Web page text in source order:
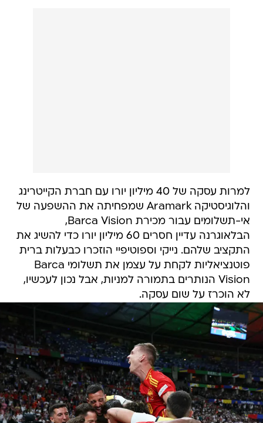
למרות עסקה של 40 מיליון יורו עם חברת הקייטרינג
והלוגיסטיקה Aramark שמפחיתה את ההשפעה של
אי-תשלומים עבור מכירת Barca Vision,
הבלאוגרנה עדיין חסרים 60 מיליון יורו כדי להשיג את
התקציב שלהם. נייקי וספוטיפיי הוזכרו כבעלות ברית
פוטנציאליות לקחת על עצמן את תשלומי Barca
Vision הנותרים בתמורה למניות, אבל נכון לעכשיו,
לא הוכרז על שום עסקה.